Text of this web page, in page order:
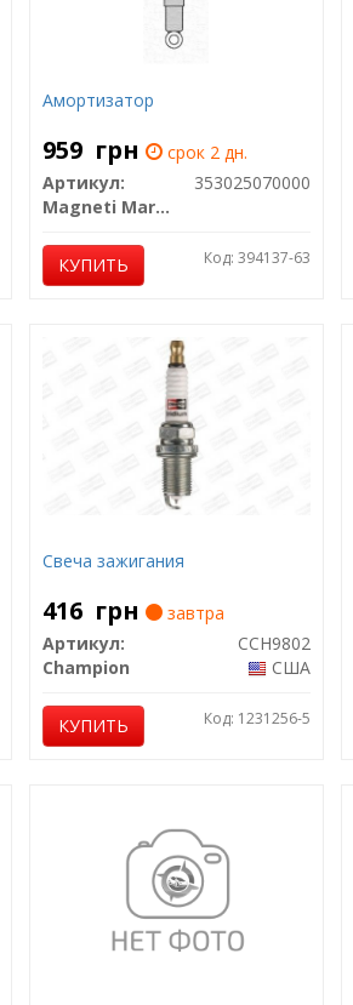
Амортизатор
959 грн
срок 2 дн.
Артикул:
353025070000
Magneti Marelli
КУПИТЬ Код: 394137-63
Свеча зажигания
416 грн
завтра
Артикул:
CCH9802
Champion
США
КУПИТЬ Код: 1231256-5